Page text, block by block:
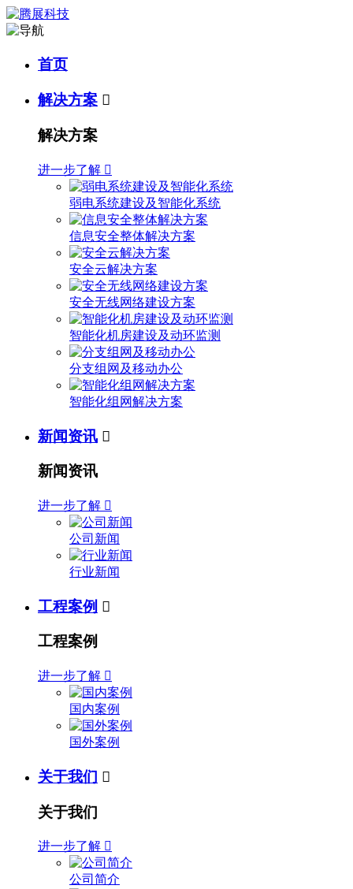
首页
解决方案 
解决方案
进一步了解 
弱电系统建设及智能化系统
信息安全整体解决方案
安全云解决方案
安全无线网络建设方案
智能化机房建设及动环监测
分支组网及移动办公
智能化组网解决方案
新闻资讯 
新闻资讯
进一步了解 
公司新闻
行业新闻
工程案例 
工程案例
进一步了解 
国内案例
国外案例
关于我们 
关于我们
进一步了解 
公司简介